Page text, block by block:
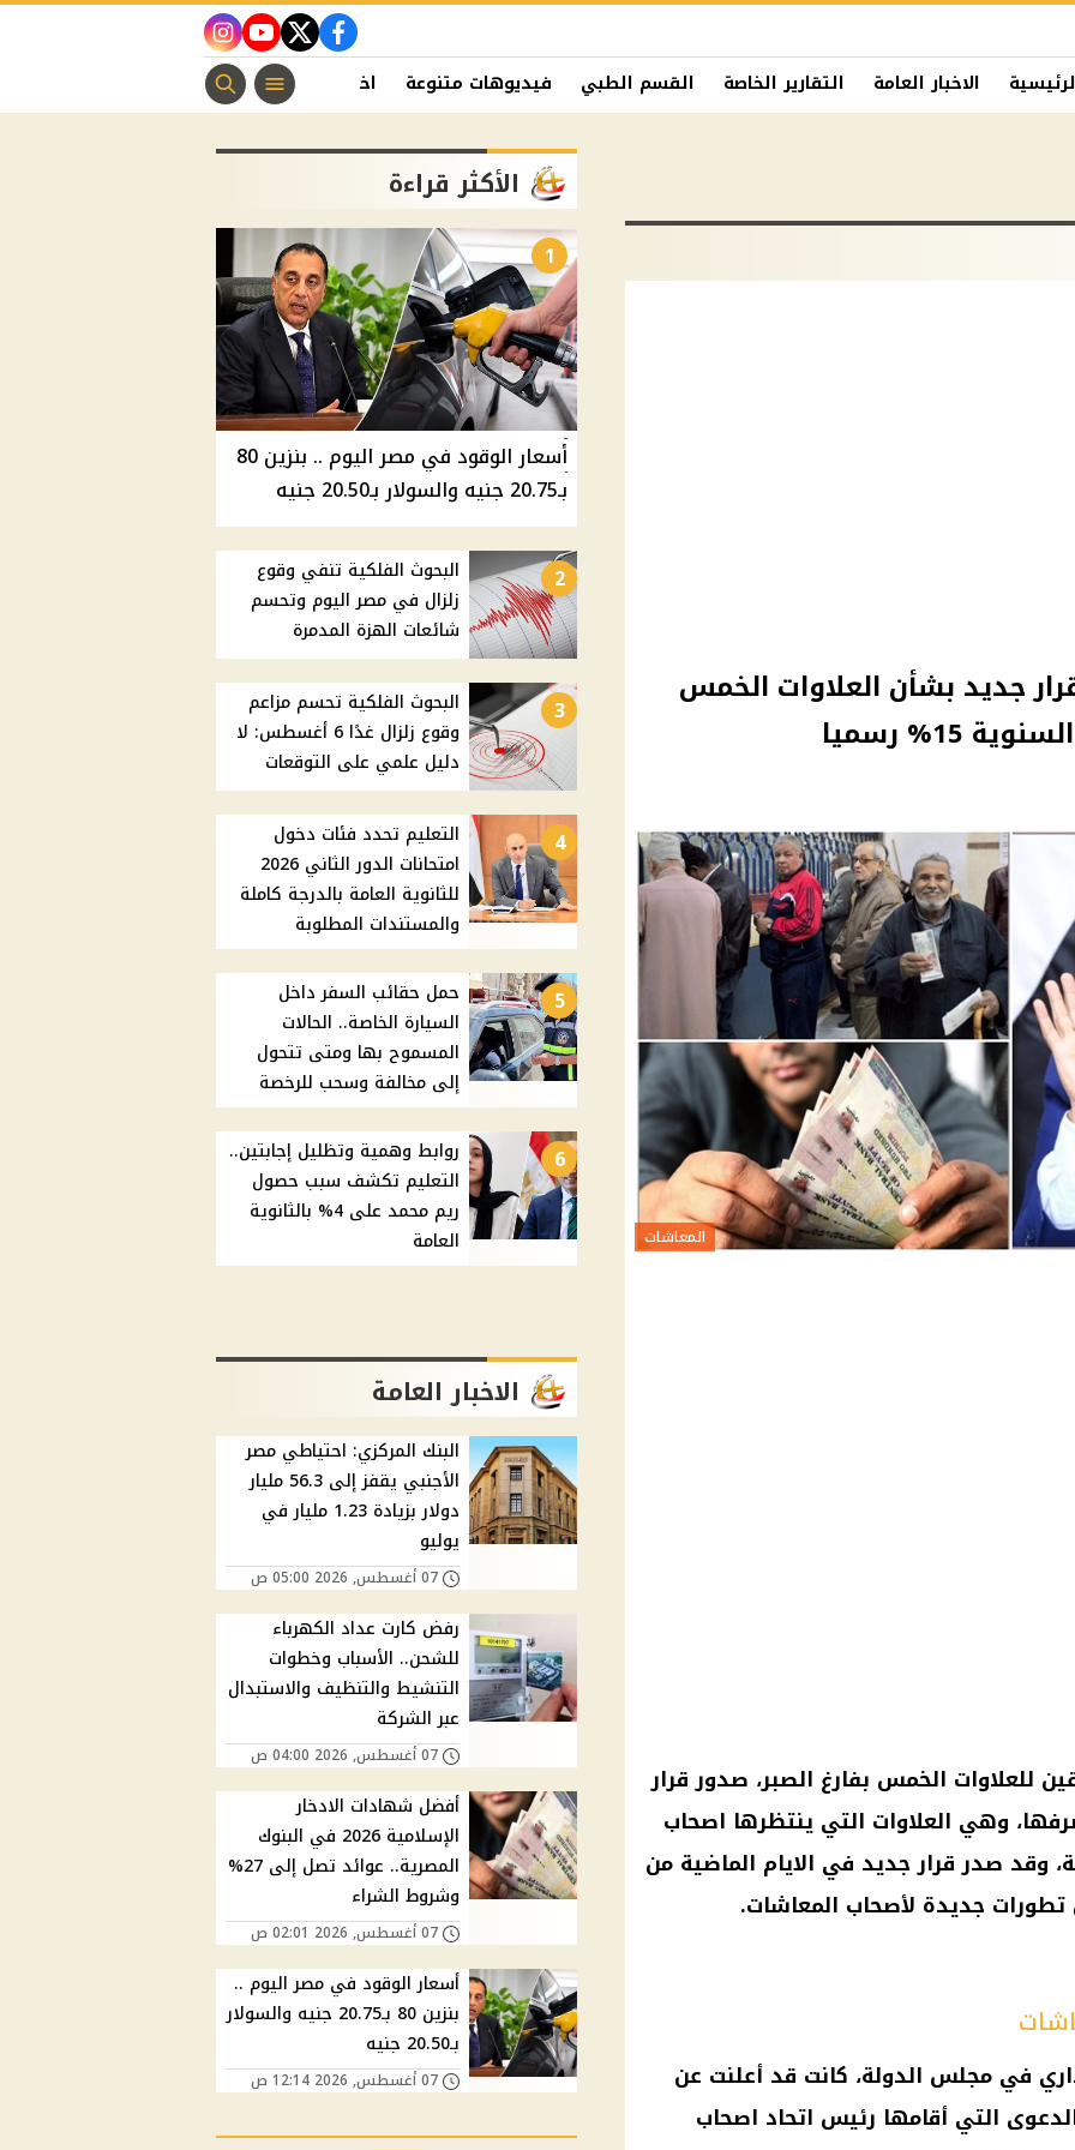
facebook
twitter
youtube
instagram
الاخبار العامة التقارير الخاصة القسم الطبي فيديوهات متنوعة اخبار الفن منوعات مسيحية
جديد بشأن العلاوات الخمس
رسميا
المعاشات
للعلاوات الخمس بفارغ الصبر، صدورقرار
وهي العلاوات التي ينتظرها اصحاب
وقد صدرقرارجديد في الايام الماضية من
تطورات جديدة لأصحاب المعاشات.
في مجلس الدولة، كانت قد أعلنت عن
التي أقامها رئيس اتحاد اصحاب
الأكثر قراءة
1
أسعار الوقود في مصر اليوم .. بنزين 80
بـ20.75 جنيه والسولار بـ20.50 جنيه
2
البحوث الفلكية تنفي وقوع
زلزال في مصر اليوم وتحسم
شائعات الهزة المدمرة
3
البحوث الفلكية تحسم مزاعم
وقوع زلزال غدًا 6 أغسطس: لا
دليل علمي على التوقعات
4
التعليم تحدد فئات دخول
امتحانات الدور الثاني 2026
للثانوية العامة بالدرجة كاملة
والمستندات المطلوبة
5
حمل حقائب السفر داخل
السيارة الخاصة.. الحالات
المسموح بها ومتى تتحول
إلى مخالفة وسحب للرخصة
6
روابط وهمية وتظليل إجابتين..
التعليم تكشف سبب حصول
ريم محمد على 4% بالثانوية
العامة
الاخبار العامة
البنك المركزي: احتياطي مصر
الأجنبي يقفز إلى 56.3 مليار
دولار بزيادة 1.23 مليار في
يوليو
07 أغسطس, 2026 05:00 ص
رفض كارت عداد الكهرباء
للشحن.. الأسباب وخطوات
التنشيط والتنظيف والاستبدال
عبر الشركة
07 أغسطس, 2026 04:00 ص
أفضل شهادات الادخار
الإسلامية 2026 في البنوك
المصرية.. عوائد تصل إلى 27%
وشروط الشراء
07 أغسطس, 2026 02:01 ص
أسعار الوقود في مصر اليوم ..
بنزين 80 بـ20.75 جنيه والسولار
بـ20.50 جنيه
07 أغسطس, 2026 12:14 ص